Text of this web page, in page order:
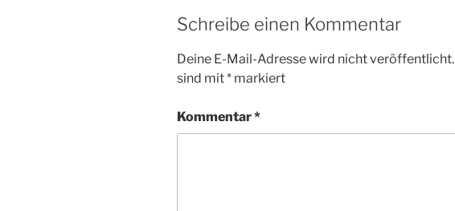
Schreibe einen Kommentar
Deine E-Mail-Adresse wird nicht veröffentlicht.
sind mit* markiert
Kommentar*